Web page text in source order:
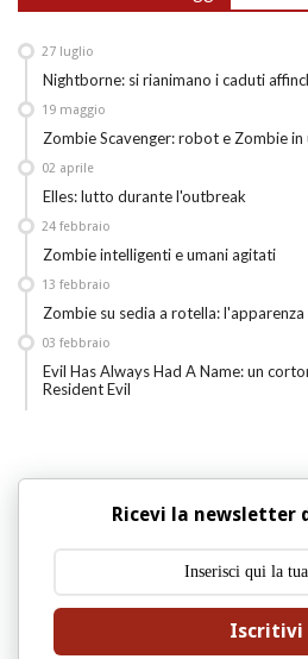
Nightborne: si rianimano i caduti
27 luglio
Zombie Scavenger: robot e Zombie
19 maggio
Elles: lutto durante l'outbreak
02 aprile
Zombie intelligenti e umani agitati
24 febbraio
Zombie su sedia a rotella: l'apparenza
13 febbraio
Evil Has Always Had A Name: un
Resident Evil
03 febbraio
Ricevi la newsletter
Iscritivi